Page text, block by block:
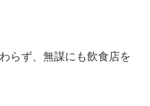
らず、無謀にも飲食店を